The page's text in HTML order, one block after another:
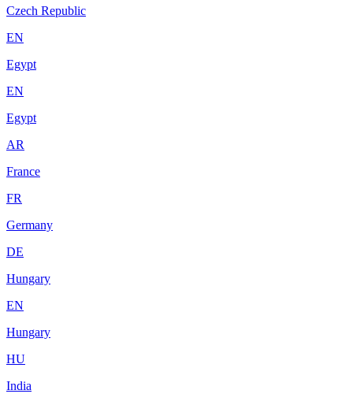
Czech Republic
EN
Egypt
EN
Egypt
AR
France
FR
Germany
DE
Hungary
EN
Hungary
HU
India